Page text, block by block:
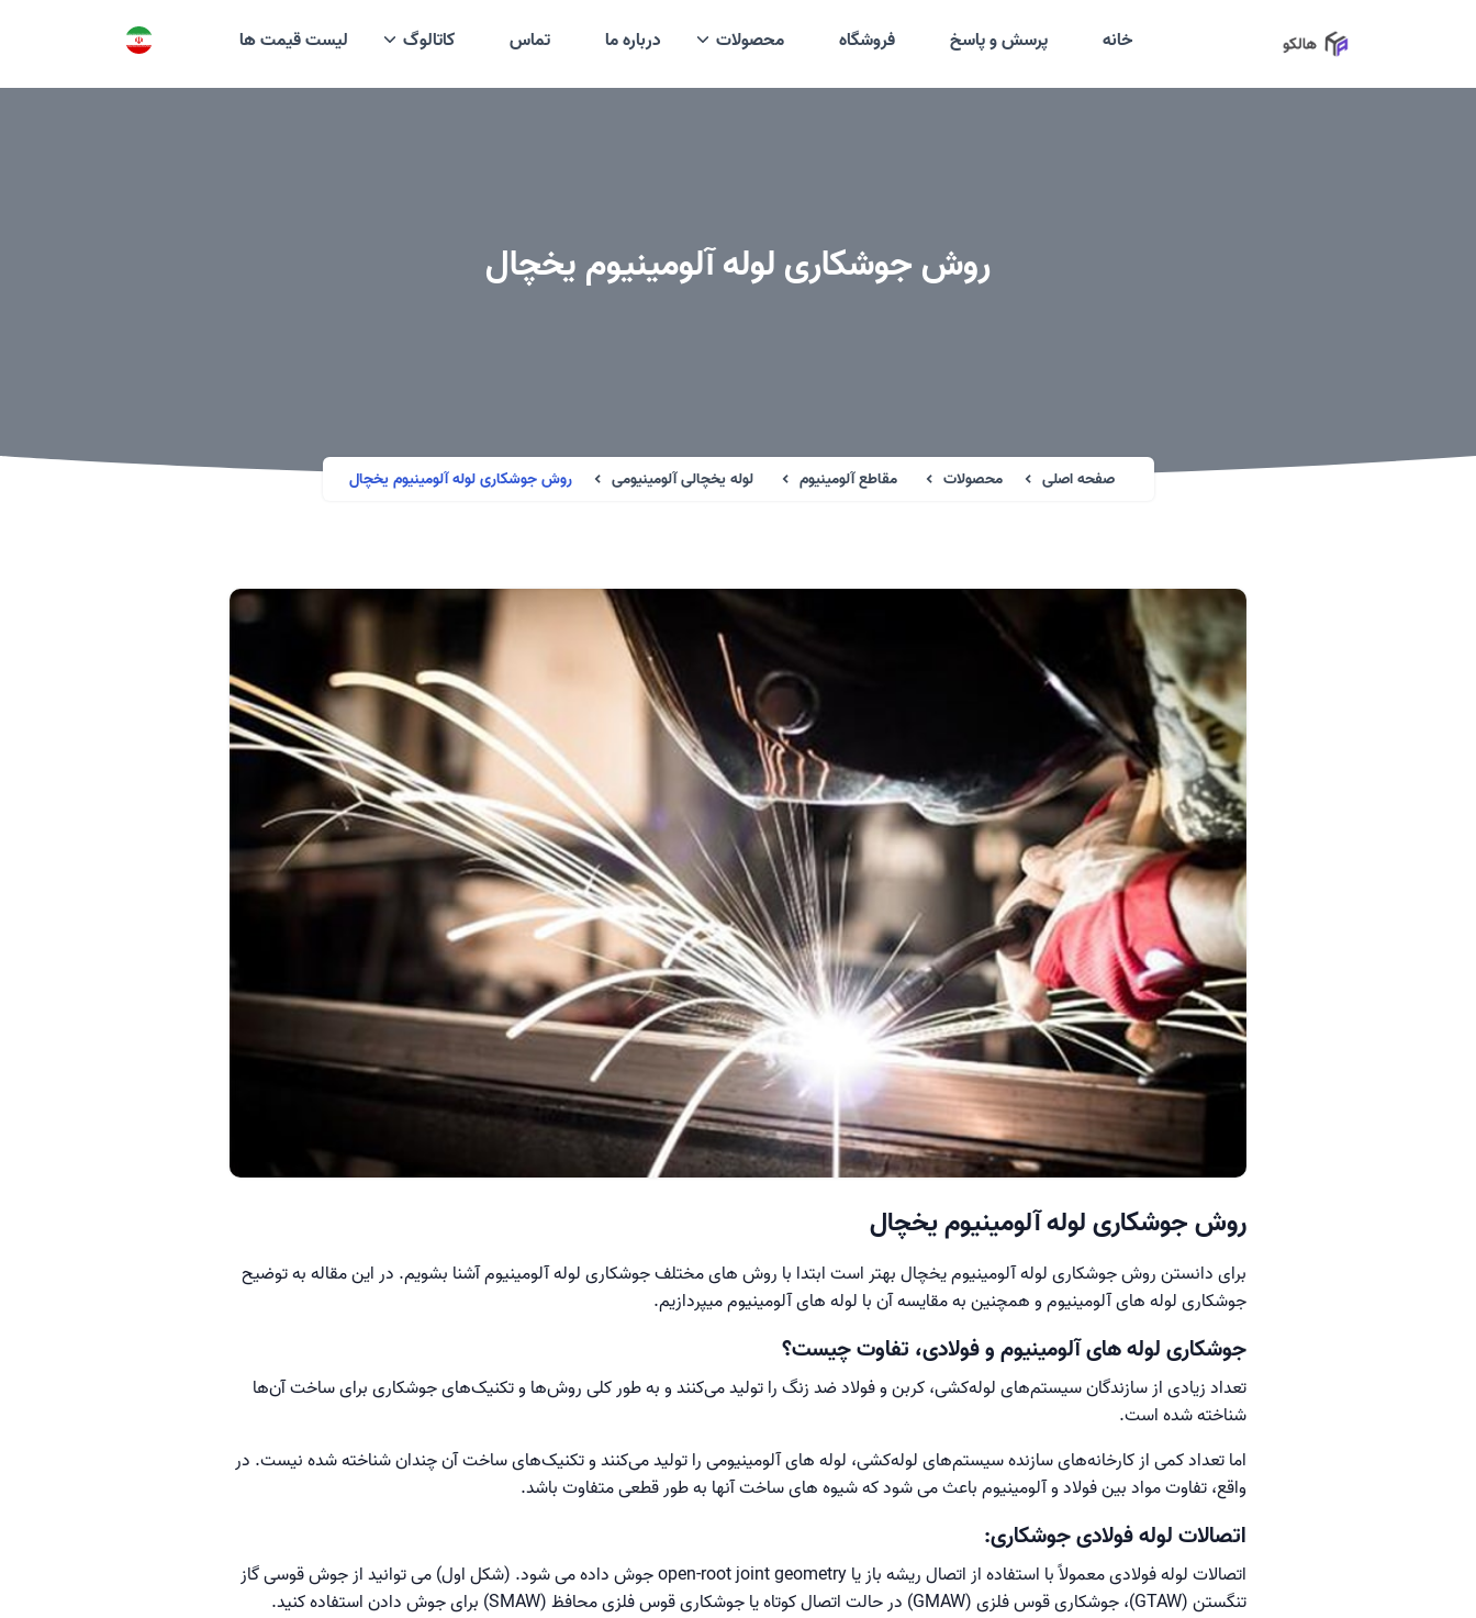
خانه پرسش و پاسخ فروشگاه محصولات درباره ما تماس کاتالوگ لیست قیمت ها
روش جوشکاری لوله آلومینیوم یخچال
صفحه اصلی محصولات مقاطع آلومینیوم لوله یخچالی آلومینیومی روش جوشکاری لوله آلومینیوم یخچال
روش جوشکاری لوله آلومینیوم یخچال
برای دانستن روش جوشکاری لوله آلومینیوم یخچال بهتر است ابتدا با روش های مختلف جوشکاری لوله آلومینیوم آشنا بشویم. در این مقاله به توضیح
جوشکاری لوله های آلومینیوم و همچنین به مقایسه آن با لوله های آلومینیوم میپردازیم.
جوشکاری لوله های آلومینیوم و فولادی، تفاوت چیست؟
تعداد زیادی از سازندگان سیستم‌های لوله‌کشی، کربن و فولاد ضد زنگ را تولید می‌کنند و به طور کلی روش‌ها و تکنیک‌های جوشکاری برای ساخت آن‌ها
شناخته شده است.
اما تعداد کمی از کارخانه‌های سازنده سیستم‌های لوله‌کشی، لوله های آلومینیومی را تولید می‌کنند و تکنیک‌های ساخت آن چندان شناخته شده نیست. در
واقع، تفاوت مواد بین فولاد و آلومینیوم باعث می شود که شیوه های ساخت آنها به طور قطعی متفاوت باشد.
اتصالات لوله فولادی جوشکاری:
اتصالات لوله فولادی معمولاً با استفاده از اتصال ریشه باز یا open-root joint geometry جوش داده می شود. (شکل اول) می توانید از جوش قوسی گاز
تنگستن (GTAW)، جوشکاری قوس فلزی (GMAW) در حالت اتصال کوتاه یا جوشکاری قوس فلزی محافظ (SMAW) برای جوش دادن استفاده کنید.